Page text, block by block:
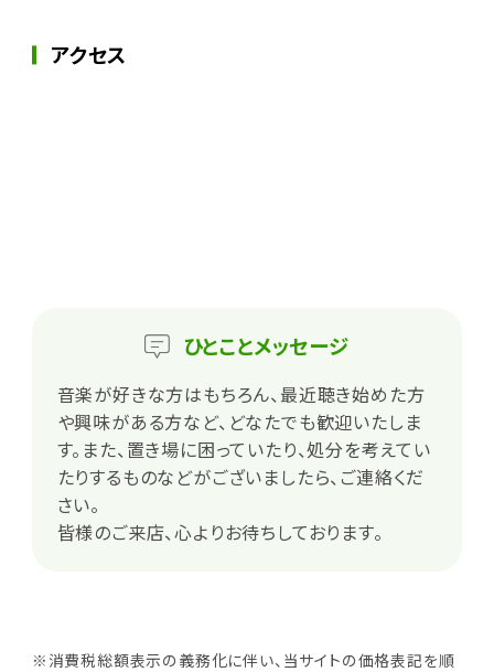
アクセス
ひとことメッセージ
音楽が好きな方はもちろん、最近聴き始めた方
や興味がある方など、どなたでも歓迎いたしま
す。また、置き場に困っていたり、処分を考えてい
たりするものなどがございましたら、ご連絡くだ
さい。
皆様のご来店、心よりお待ちしております。
※消費税総額表示の義務化に伴い、当サイトの価格表記を順